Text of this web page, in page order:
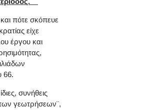
πότε σκόπευε
είχε
έργου και
66.
συνήθεις
των γεωτρήσεων¨,